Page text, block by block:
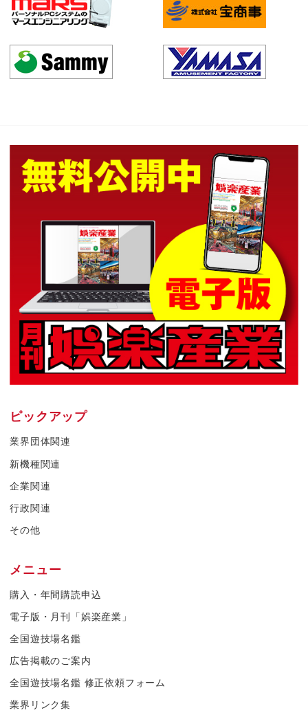
ピックアップ
業界団体関連
新機種関連
企業関連
行政関連
その他
メニュー
購入・年間購読申込
電子版・月刊「娯楽産業」
全国遊技場名鑑
広告掲載のご案内
全国遊技場名鑑 修正依頼フォーム
業界リンク集